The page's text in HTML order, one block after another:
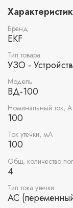
промышленных
в
Бренд
EKF
Тип товара
УЗО -
Модель
ВД-100
Номинальный ток, А
100
Ток утечки, мА
100
Общ. количество
4
Тип тока утечки
AC